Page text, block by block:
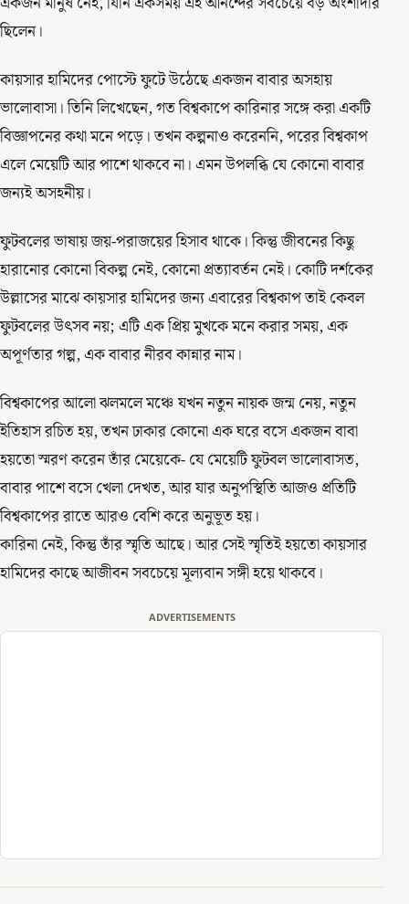
ছিলেন।
কায়সার হামিদের পোস্টে ফুটে উঠেছে একজন বাবার অসহায়
ভালোবাসা। তিনি লিখেছেন, গত বিশ্বকাপে কারিনার সঙ্গে করা একটি
বিজ্ঞাপনের কথা মনে পড়ে। তখন কল্পনাও করেননি, পরের বিশ্বকাপ
এলে মেয়েটি আর পাশে থাকবে না। এমন উপলব্ধি যে কোনো বাবার
জন্যই অসহনীয়।
ফুটবলের ভাষায় জয়-পরাজয়ের হিসাব থাকে। কিন্তু জীবনের কিছু
হারানোর কোনো বিকল্প নেই, কোনো প্রত্যাবর্তন নেই। কোটি দর্শকের
উল্লাসের মাঝে কায়সার হামিদের জন্য এবারের বিশ্বকাপ তাই কেবল
ফুটবলের উৎসব নয়; এটি এক প্রিয় মুখকে মনে করার সময়, এক
অপূর্ণতার গল্প, এক বাবার নীরব কান্নার নাম।
বিশ্বকাপের আলো ঝলমলে মঞ্চে যখন নতুন নায়ক জন্ম নেয়, নতুন
ইতিহাস রচিত হয়, তখন ঢাকার কোনো এক ঘরে বসে একজন বাবা
হয়তো স্মরণ করেন তাঁর মেয়েকে- যে মেয়েটি ফুটবল ভালোবাসত,
বাবার পাশে বসে খেলা দেখত, আর যার অনুপস্থিতি আজও প্রতিটি
বিশ্বকাপের রাতে আরও বেশি করে অনুভূত হয়।
কারিনা নেই, কিন্তু তাঁর স্মৃতি আছে। আর সেই স্মৃতিই হয়তো কায়সার
হামিদের কাছে আজীবন সবচেয়ে মূল্যবান সঙ্গী হয়ে থাকবে।
ADVERTISEMENTS